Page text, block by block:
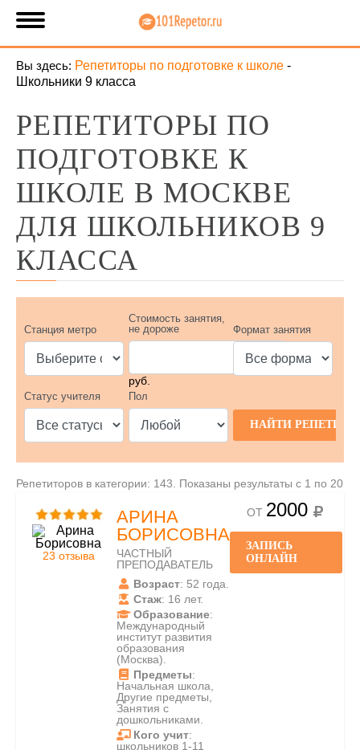
Вы здесь: Репетиторы по подготовке к школе -
Школьники 9 класса
РЕПЕТИТОРЫ ПО
ПОДГОТОВКЕ К
ШКОЛЕ В МОСКВЕ
ДЛЯ ШКОЛЬНИКОВ 9
КЛАССА
Станция метро
Стоимость занятия,
не дороже
руб.
Формат занятия
Статус учителя Пол
Репетиторов в категории: 143. Показаны результаты с 1 по 20
23 отзыва
АРИНА
БОРИСОВНА
ЧАСТНЫЙ
ПРЕПОДАВАТЕЛЬ
Возраст: 52 года.
Стаж: 16 лет.
Образование:
Международный
институт развития
образования
(Москва).
Предметы:
Начальная школа,
Другие предметы,
Занятия с
дошкольниками.
Кого учит:
школьников 1-11
ОТ 2000
ЗАПИСЬ
ОНЛАЙН